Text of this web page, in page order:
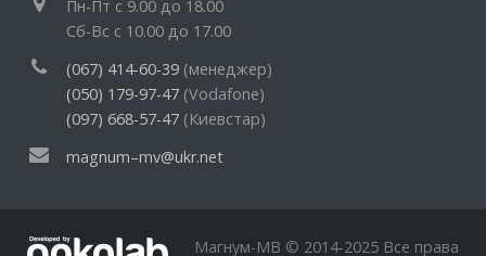
Пн-Пт c 9.00 до 18.00
Cб-Вс с 10.00 до 17.00
(067) 414-60-39 (менеджер)
(050) 179-97-47 (Vodafone)
(097) 668-57-47 (Киевстар)
magnum–mv@ukr.net
Магнум-МВ © 2014-2025 Все права